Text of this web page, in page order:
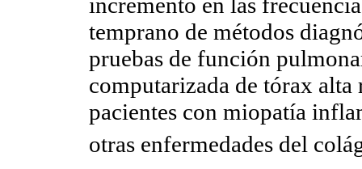
temprano de métodos
pruebas de función
computarizada de tórax
pacientes con miopatía
otras enfermedades del